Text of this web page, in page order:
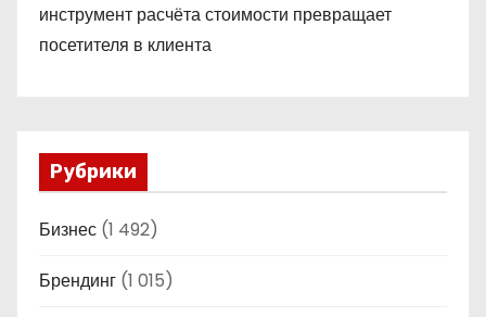
инструмент расчёта стоимости превращает
посетителя в клиента
Рубрики
Бизнес (1 492)
Брендинг (1 015)